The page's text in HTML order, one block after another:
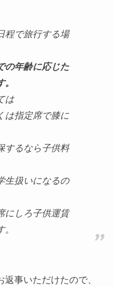
程で旅行する場
の年齢に応じた
は
は指定席で膝に
するなら子供料
生扱いになるの
にしろ子供運賃
事いただけたので、